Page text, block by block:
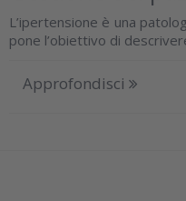
L’ipertensione è una
pone l’obiettivo di
Approfondisci